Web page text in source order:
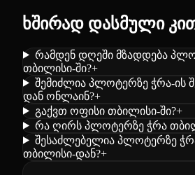
ხშირად დასმული
რამდენ დღეში მზადდება
თბილისი-ში?+
შემიძლია პლოტერზე ჭრა-ის
დან ონლაინ?+
გაქვთ ოფისი თბილისი-ში?+
რა ღირს პლოტერზე ჭრა
შესაძლებელია პლოტერზე
თბილისი-დან?+